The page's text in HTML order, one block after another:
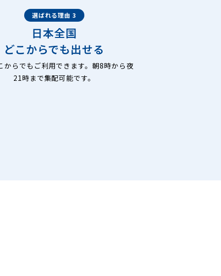
選ばれる理由 3
日本全国
どこからでも出せる
からでもご利用できます。朝8時から夜
21時まで集配可能です。